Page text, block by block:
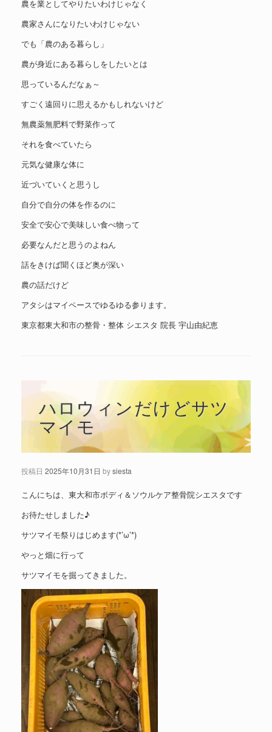
農を業としてやりたいわけじゃなく
農家さんになりたいわけじゃない
でも「農のある暮らし」
農が身近にある暮らしをしたいとは
思っているんだなぁ～
すごく遠回りに思えるかもしれないけど
無農薬無肥料で野菜作って
それを食べていたら
元気な健康な体に
近づいていくと思うし
自分で自分の体を作るのに
安全で安心で美味しい食べ物って
必要なんだと思うのよねん
話をきけば聞くほど奥が深い
農の話だけど
アタシはマイペースでゆるゆる参ります。
東京都東大和市の整骨・整体 シエスタ 院長 宇山由紀恵
ハロウィンだけどサツ
マイモ
投稿日 2025年10月31日 bysiesta
こんにちは、東大和市ボディ＆ソウルケア整骨院シエスタです
お待たせしました♪
サツマイモ祭りはじめます(*’ω’*)
やっと畑に行って
サツマイモを掘ってきました。